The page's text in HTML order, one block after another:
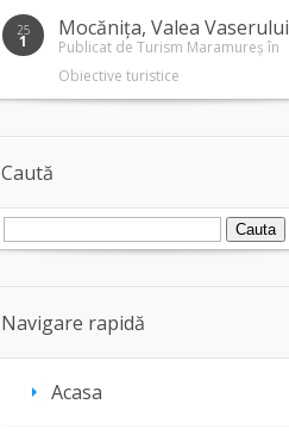
25
1
Mocănița, Valea Vaserului
Publicat de Turism Maramureș în
Obiective turistice
Caută
Navigare rapidă
Acasa